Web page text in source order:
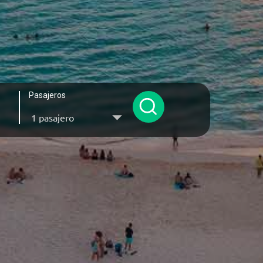
Pasajeros
1 pasajero